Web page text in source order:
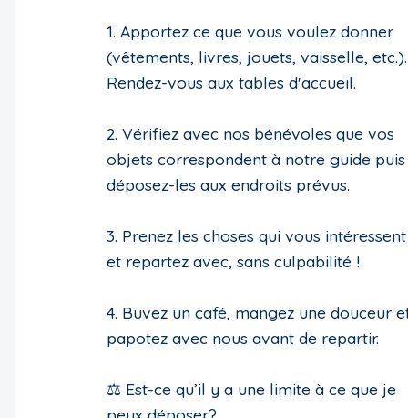
1. Apportez ce que vous voulez donner
(vêtements, livres, jouets, vaisselle, etc.).
Rendez-vous aux tables d'accueil.
2. Vérifiez avec nos bénévoles que vos
objets correspondent à notre guide puis
déposez-les aux endroits prévus.
3. Prenez les choses qui vous intéressent
et repartez avec, sans culpabilité !
4. Buvez un café, mangez une douceur
papotez avec nous avant de repartir.
⚖️ Est-ce qu’il y a une limite à ce que je